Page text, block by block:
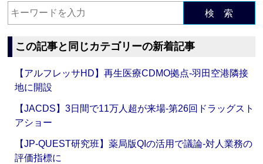
検 索
この記事と同じカテゴリーの新着記事
【アルフレッサHD】再生医療CDMO拠点‐羽田空港隣接
地に開設
【JACDS】3日間で11万人超が来場‐第26回ドラッグスト
アショー
【JP-QUEST研究班】薬局版QIの活用で議論‐対人業務の
評価指標に